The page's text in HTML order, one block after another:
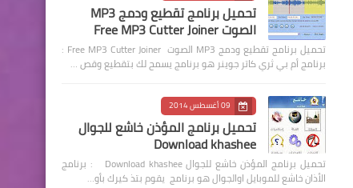
تحميل برنامج تقطيع ودمج MP3
الصوت Free MP3 Cutter Joiner
تحميل برنامج تقطيع ودمج MP3 الصوت Free MP3 Cutter Joiner :
برنامج أم بي ثري كاتر جوينر هو برنامج يسمح لك بتقطيع وقص …
09 أغسطس 2014
تحميل برنامج المؤذن خاشع للجوال
Download khashee
تحميل برنامج المؤذن خاشع للجوال Download khashee : برنامج
الأذان خاشع للموبايل اوالجوال هو برنامج يقوم بتذ كيرك بأو…